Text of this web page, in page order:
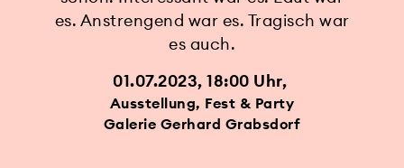
es. Anstrengend war es. Tragisch war
es auch.
01.07.2023, 18:00 Uhr
Ausstellung, Fest & Party
Galerie Gerhard Grabsdorf